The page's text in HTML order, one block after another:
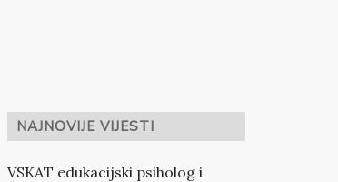
NAJNOVIJE VIJESTI
VSKAT edukacijski psiholog i